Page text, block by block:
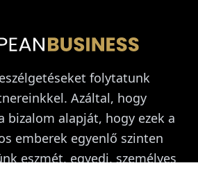
folytatunk
Azáltal, hogy
bizalom alapját, hogy ezek a
emberek egyenlő szinten
eszmét, egyedi, személyes